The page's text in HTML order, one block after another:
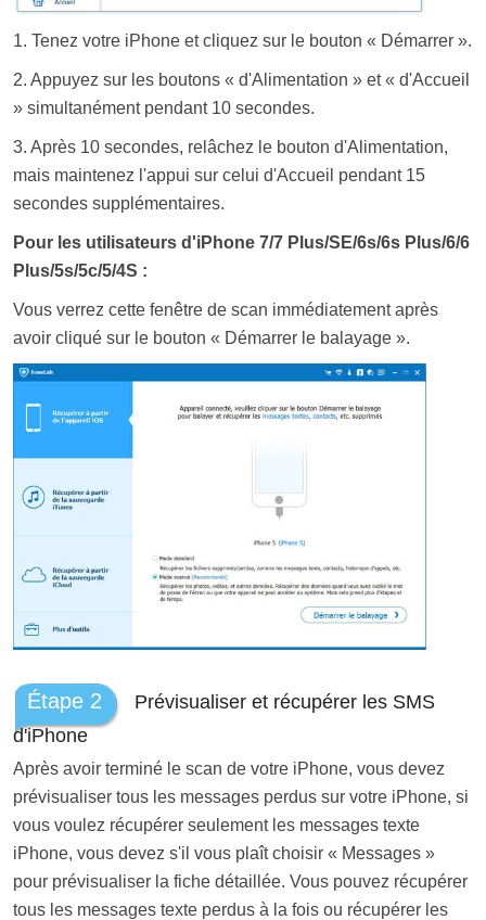
1. Tenez votre iPhone et cliquez sur le bouton « Démarrer ».
2. Appuyez sur les boutons « d'Alimentation » et « d'Accueil
» simultanément pendant 10 secondes.
3. Après 10 secondes, relâchez le bouton d'Alimentation,
mais maintenez l'appui sur celui d'Accueil pendant 15
secondes supplémentaires.
Pour les utilisateurs d'iPhone 7/7 Plus/SE/6s/6s Plus/6/6
Plus/5s/5c/5/4S :
Vous verrez cette fenêtre de scan immédiatement après
avoir cliqué sur le bouton « Démarrer le balayage ».
Étape 2
Prévisualiser et récupérer les SMS
d'iPhone
Après avoir terminé le scan de votre iPhone, vous devez
prévisualiser tous les messages perdus sur votre iPhone, si
vous voulez récupérer seulement les messages texte
iPhone, vous devez s'il vous plaît choisir « Messages »
pour prévisualiser la fiche détaillée. Vous pouvez récupérer
tous les messages texte perdus à la fois ou récupérer les